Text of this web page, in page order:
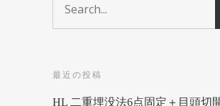
最近の投稿
HL 二重埋没法6点固定＋目頭切